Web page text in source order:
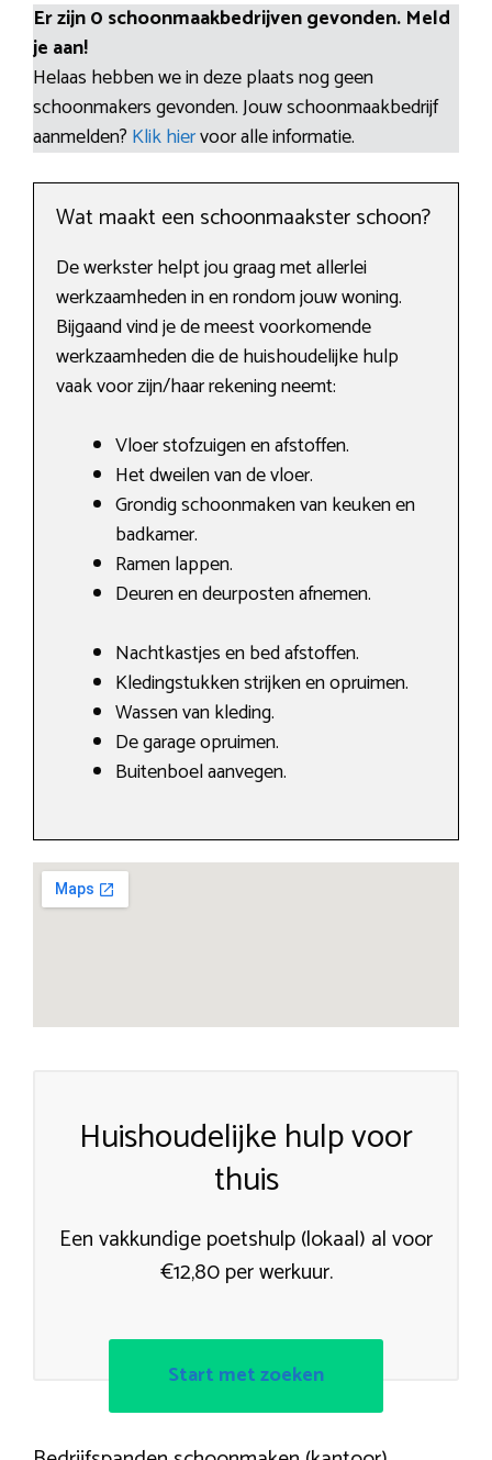
Er zijn 0 schoonmaakbedrijven gevonden. Meld
je aan!
Helaas hebben we in deze plaats nog geen
schoonmakers gevonden. Jouw schoonmaakbedrijf
aanmelden? Klik hiervoor alle informatie.
Wat maakt een schoonmaakster schoon?
De werkster helpt jou graag met allerlei
werkzaamheden in en rondom jouw woning.
Bijgaand vind je de meest voorkomende
werkzaamheden die de huishoudelijke hulp
vaak voor zijn/haar rekening neemt:
Vloer stofzuigen en afstoffen.
Het dweilen van de vloer.
Grondig schoonmaken van keuken en
badkamer.
Ramen lappen.
Deuren en deurposten afnemen.
Nachtkastjes en bed afstoffen.
Kledingstukken strijken en opruimen.
Wassen van kleding.
De garage opruimen.
Buitenboel aanvegen.
Huishoudelijke hulp voor
thuis
Een vakkundige poetshulp (lokaal) al voor
€12,80 per werkuur.
Start met zoeken